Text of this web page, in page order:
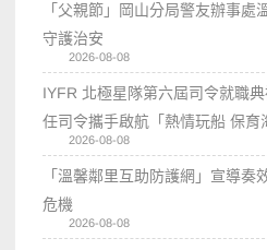
「父親節」岡山分局警友辦事處
守護治安
2026-08-08
IYFR 北極星隊第六屆司令就職
任司令攜手啟航「熱情玩船 保育
2026-08-08
「溫馨鄰里互助防護網」宣導
危機
2026-08-08